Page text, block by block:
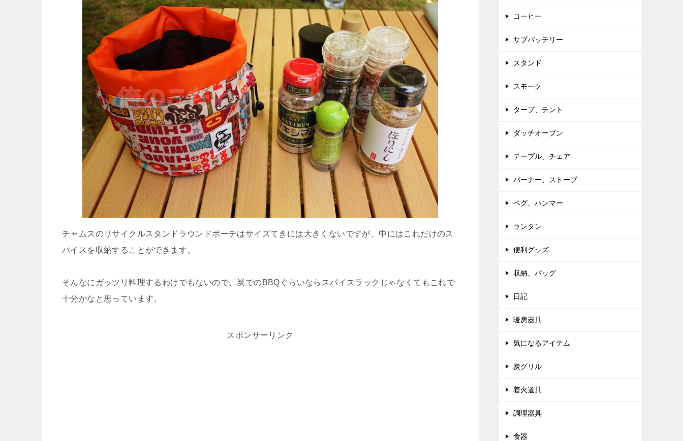
チャムスのリサイクルスタンドラウンドポーチはサイズてきには大きくないですが、中にはこれだけのス
パイスを収納することができます。
そんなにガッツリ料理するわけでもないので、炭でのBBQぐらいならスパイスラックじゃなくてもこれで
十分かなと思っています。
スポンサーリンク
コーヒー
サブバッテリー
スタンド
スモーク
タープ、テント
ダッチオーブン
テーブル、チェア
バーナー、ストーブ
ペグ、ハンマー
ランタン
便利グッズ
収納、バッグ
日記
暖房器具
気になるアイテム
炭グリル
着火道具
調理器具
食器